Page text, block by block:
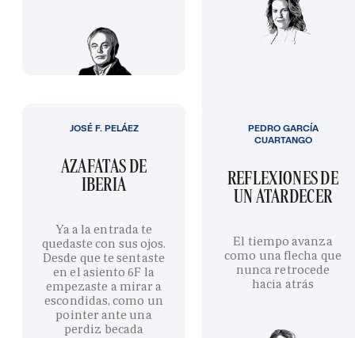
AZAFATAS DE
IBERIA
Ya a la entrada te
quedaste con sus ojos.
Desde que te sentaste
en el asiento 6F la
empezaste a mirar a
escondidas, como un
pointer ante una
perdiz becada
JOSÉ F. PELÁEZ
REFLEXIONES DE
UN ATARDECER
El tiempo avanza
como una flecha que
nunca retrocede
hacia atrás
PEDRO GARCÍA
CUARTANGO